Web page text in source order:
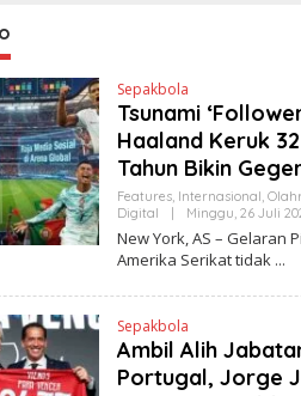
Sepakbola
Tsunami
Haaland Keruk
Tahun Bikin
Features, Internasional,
Digital
| Minggu, 26 Juli
New York, AS – Gelaran
Amerika Serikat tidak
Sepakbola
Ambil Alih
Portugal, Jorge